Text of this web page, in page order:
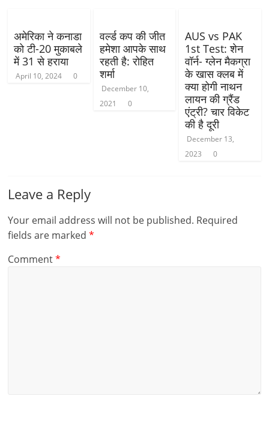
अमेरिका ने कनाडा
को टी-20 मुकाबले
में 31 से हराया
April 10, 2024 0
वर्ल्ड कप की जीत
हमेशा आपके साथ
रहती है: रोहित
शर्मा
December 10,
2021
0
AUS vs PAK
1st Test: शेन
वॉर्न- ग्लेन मैकग्रा
के खास क्लब में
क्या होगी नाथन
लायन की ग्रैंड
एंट्री? चार विकेट
की है दूरी
December 13,
2023
0
Leave a Reply
Your email address will not be published. Required
fields are marked*
Comment*